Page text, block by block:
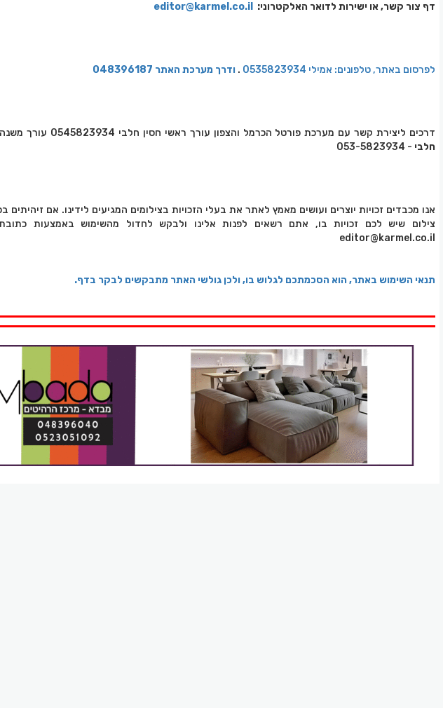
דף צור קשר, או ישירות לדואר האלקטרוני:
editor@karmel.co.il
לפרסום באתר, טלפונים: אמילי 0535823934 . ודרך מערכת האתר 048396187
דרכים ליצירת קשר עם מערכת פורטל הכרמל והצפון עורך ראשי חסין חלבי 0545823934 עורך משנה :
חלבי - 053-5823934
אנו מכבדים זכויות יוצרים ועושים מאמץ לאתר את בעלי הזכויות בצילומים המגיעים לידינו. אם זיהיתים
צילום שיש לכם זכויות בו, אתם רשאים לפנות אלינו ולבקש לחדול מהשימוש באמצעות
editor@karmel.co.il
תנאי השימוש באתר, הוא הסכמתכם לגלוש בו, ולכן גולשי האתר מתבקשים לבקר בדף.